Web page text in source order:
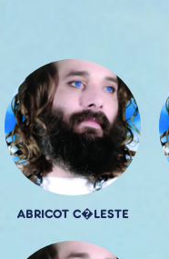
ABRICOT C�LESTE